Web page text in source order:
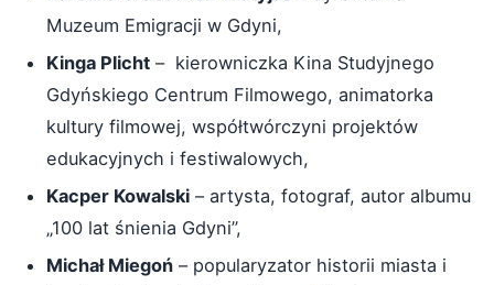
Muzeum Emigracji w Gdyni,
Kinga Plicht – kierowniczka Kina Studyjnego
Gdyńskiego Centrum Filmowego, animatorka
kultury filmowej, współtwórczyni projektów
edukacyjnych i festiwalowych,
Kacper Kowalski – artysta, fotograf, autor albumu
„100 lat śnienia Gdyni”,
Michał Miegoń – popularyzator historii miasta i